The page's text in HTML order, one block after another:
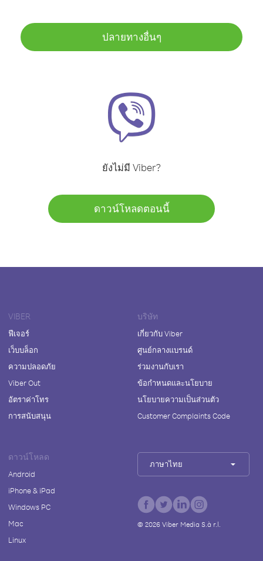
ปลายทางอื่นๆ
ยังไม่มี Viber?
ดาวน์โหลดตอนนี้
VIBER
ฟีเจอร์
เว็บบล็อก
ความปลอดภัย
Viber Out
อัตราค่าโทร
การสนับสนุน
บริษัท
เกี่ยวกับ Viber
ศูนย์กลางแบรนด์
ร่วมงานกับเรา
ข้อกำหนดและนโยบาย
นโยบายความเป็นส่วนตัว
Customer Complaints Code
ดาวน์โหลด
Android
iPhone & iPad
Windows PC
Mac
Linux
ภาษาไทย
© 2026Viber Media S.à r.l.